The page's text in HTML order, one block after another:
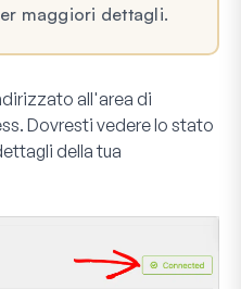
maggiori dettagli.
all'area di
Dovresti vedere lo stato
della tua